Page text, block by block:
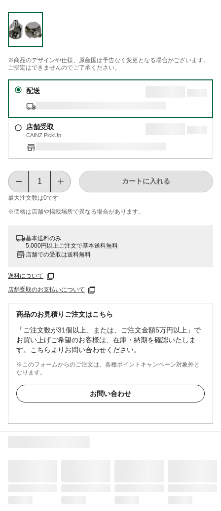
※商品のデザインや仕様、原産国は予告なく変更となる場合がございます。
ご指定はできませんのでご了承ください。
配送
店舗受取
CAINZ PickUp
最大注文数は0です
カートに入れる
※価格は​店舗や​掲載場所で​異なる​場合が​あります。
基本送料のみ
5,000円以上ご注文で基本送料無料
店舗での受取は送料無料
送料について
店舗受取のお支払いについて
商品のお見積りご注文はこちら
「ご注文数が31個以上、または、ご注文金額5万円以上」で
お買い上げご希望のお客様は、在庫・納期を確認いたしま
す。こちらよりお問い合わせください。
※このフォームからのご注文は、各種ポイントキャンペーン対象外と
なります。
お問い合わせ